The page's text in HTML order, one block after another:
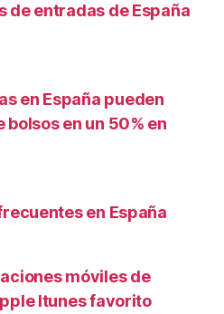
de entradas de España
en España pueden
en un 50% en
en España
móviles de
Itunes favorito